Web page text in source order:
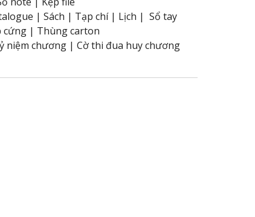
| Sách | Tạp chí| Lịch | Sổ tay
cứng| Thùng carton
niệm chương| Cờ thi đua huy chương